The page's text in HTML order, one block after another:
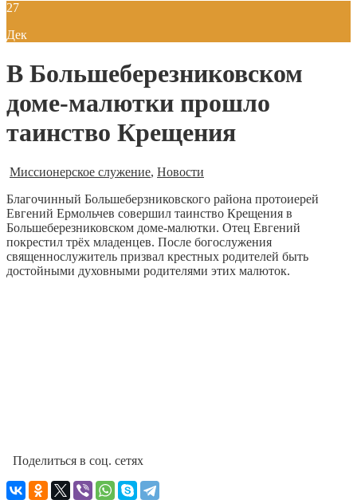
27
Дек
В Большеберезниковском
доме-малютки прошло
таинство Крещения
Миссионерское служение, Новости
Благочинный Большеберзниковского района протоиерей
Евгений Ермольчев совершил таинство Крещения в
Большеберезниковском доме-малютки. Отец Евгений
покрестил трёх младенцев. После богослужения
священнослужитель призвал крестных родителей быть
достойными духовными родителями этих малюток.
Поделиться в соц. сетях